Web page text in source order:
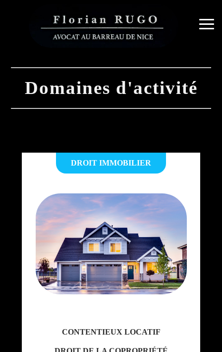
Domaines d'activité
DROIT IMMOBILIER
CONTENTIEUX LOCATIF